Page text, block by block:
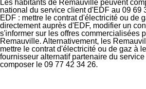
Les habitants de Remauville peuvent
national du service client d'EDF au 09 69
EDF : mettre le contrat d'électricité ou de
directement auprès d'EDF, modifier un
s'informer sur les offres commercialisées
Remauville. Alternativement, les
mettre le contrat d'électricité ou de gaz à
fournisseur alternatif partenaire du
composer le 09 77 42 34 26.